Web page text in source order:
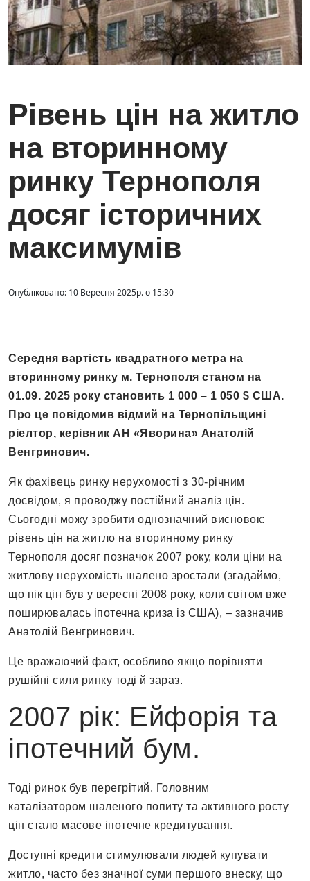
Рівень цін на житло
на вторинному
ринку Тернополя
досяг історичних
максимумів
Опубліковано: 10 Вересня 2025р. о 15:30
Середня вартість квадратного метра на
вторинному ринку м. Тернополя станом на
01.09. 2025 року становить 1 000 – 1 050 $ США.
Про це повідомив відмий на Тернопільщині
ріелтор, керівник АН «Яворина» Анатолій
Венгринович.
Як фахівець ринку нерухомості з 30-річним
досвідом, я проводжу постійний аналіз цін.
Сьогодні можу зробити однозначний висновок:
рівень цін на житло на вторинному ринку
Тернополя досяг позначок 2007 року, коли ціни на
житлову нерухомість шалено зростали (згадаймо,
що пік цін був у вересні 2008 року, коли світом вже
поширювалась іпотечна криза із США), – зазначив
Анатолій Венгринович.
Це вражаючий факт, особливо якщо порівняти
рушійні сили ринку тоді й зараз.
2007 рік: Ейфорія та
іпотечний бум.
Тоді ринок був перегрітий. Головним
каталізатором шаленого попиту та активного росту
цін стало масове іпотечне кредитування.
Доступні кредити стимулювали людей купувати
житло, часто без значної суми першого внеску, що